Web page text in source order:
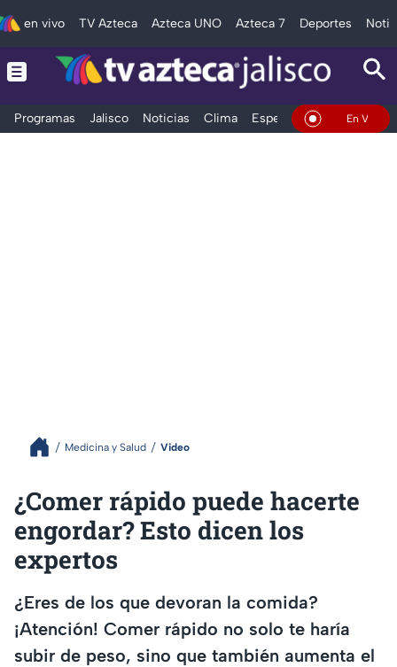
en vivo TV Azteca Azteca UNO Azteca 7 Deportes
Programas Jalisco Noticias Clima Espectáculos Deportes
En Vivo
Medicina y Salud Video
¿Comer rápido puede hacerte
engordar? Esto dicen los
expertos
¿Eres de los que devoran la comida?
¡Atención! Comer rápido no solo te haría
subir de peso, sino que también aumenta el